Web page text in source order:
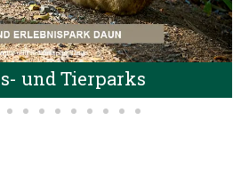
und Tierparks